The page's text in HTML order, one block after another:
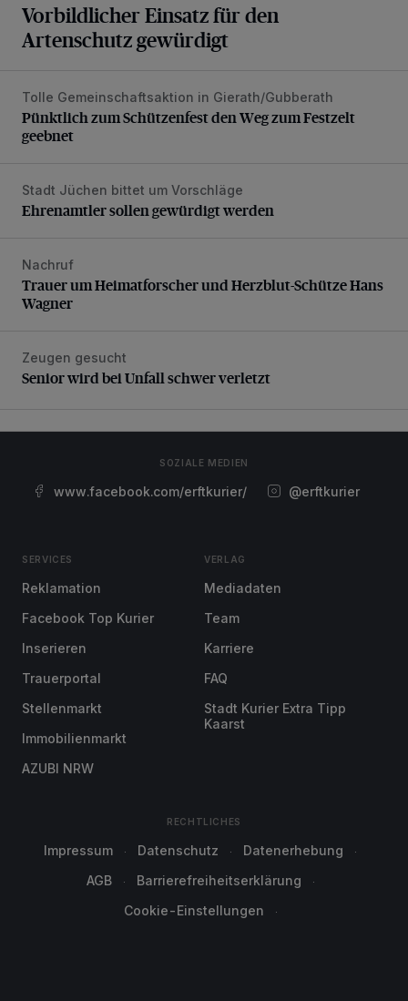
Vorbildlicher Einsatz für den
Artenschutz gewürdigt
Pünktlich zum Schützenfest den Weg zum Festzelt
Tolle Gemeinschaftsaktion in Gierath/Gubberath
Pünktlich zum Schützenfest den Weg zum Festzelt
geebnet
Ehrenamtler sollen gewürdigt werden
Stadt Jüchen bittet um Vorschläge
Ehrenamtler sollen gewürdigt werden
Trauer um Heimatforscher und Herzblut-Schütze Hans
Nachruf
Trauer um Heimatforscher und Herzblut-Schütze Hans
Wagner
Senior wird bei Unfall schwer verletzt
Zeugen gesucht
Senior wird bei Unfall schwer verletzt
SOZIALE MEDIEN
www.facebook.com/erftkurier/ @erftkurier
SERVICES
Reklamation
Facebook Top Kurier
Inserieren
Trauerportal
Stellenmarkt
Immobilienmarkt
AZUBI NRW
VERLAG
Mediadaten
Team
Karriere
FAQ
Stadt Kurier Extra Tipp
Kaarst
RECHTLICHES
Impressum Datenschutz
Datenerhebung
AGB
Barrierefreiheitserklärung
Cookie-Einstellungen